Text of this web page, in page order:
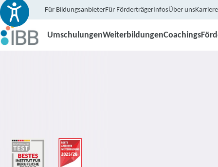
Für BildungsanbieterFür FörderträgerInfosÜber unsKarriere
UmschulungenWeiterbildungenCoachings